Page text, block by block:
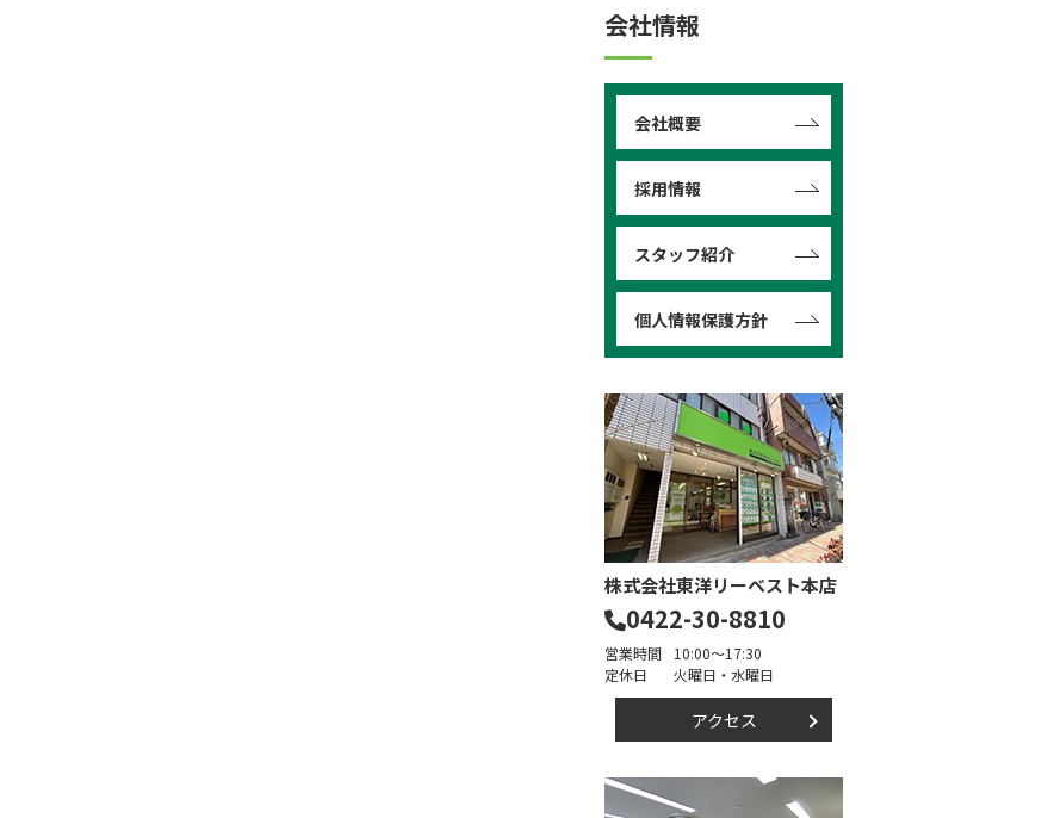
会社情報
会社概要
採用情報
スタッフ紹介
個人情報保護方針
株式会社東洋リーベスト本店
0422-30-8810
営業時間
10:00～17:30
定休日
火曜日・水曜日
アクセス